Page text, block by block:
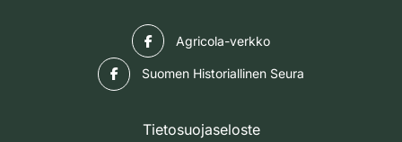
Agricola-verkko
Suomen Historiallinen Seura
Tietosuojaseloste